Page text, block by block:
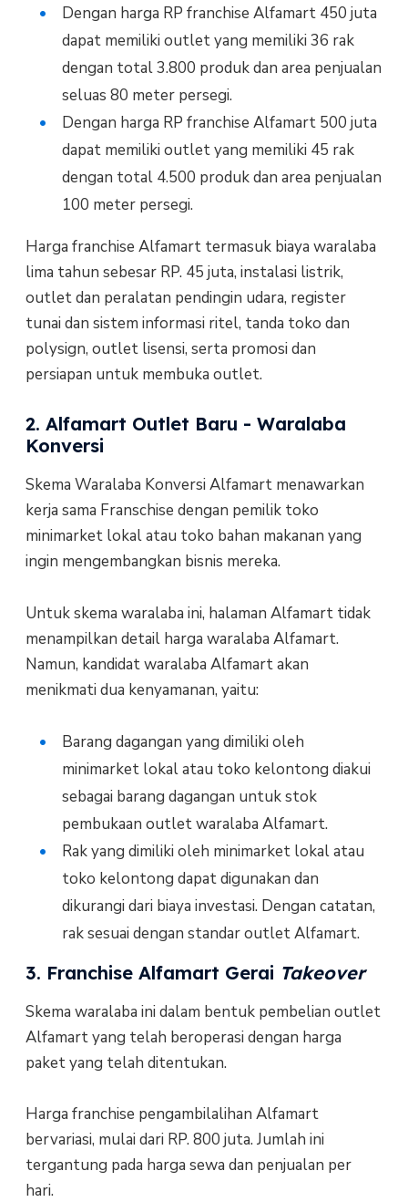
Dengan harga RP franchise Alfamart 450 juta
dapat memiliki outlet yang memiliki 36 rak
dengan total 3.800 produk dan area penjualan
seluas 80 meter persegi.
Dengan harga RP franchise Alfamart 500 juta
dapat memiliki outlet yang memiliki 45 rak
dengan total 4.500 produk dan area penjualan
100 meter persegi.
Harga franchise Alfamart termasuk biaya waralaba
lima tahun sebesar RP. 45 juta, instalasi listrik,
outlet dan peralatan pendingin udara, register
tunai dan sistem informasi ritel, tanda toko dan
polysign, outlet lisensi, serta promosi dan
persiapan untuk membuka outlet.
2. Alfamart Outlet Baru - Waralaba
Konversi
Skema Waralaba Konversi Alfamart menawarkan
kerja sama Franschise dengan pemilik toko
minimarket lokal atau toko bahan makanan yang
ingin mengembangkan bisnis mereka.
Untuk skema waralaba ini, halaman Alfamart tidak
menampilkan detail harga waralaba Alfamart.
Namun, kandidat waralaba Alfamart akan
menikmati dua kenyamanan, yaitu:
Barang dagangan yang dimiliki oleh
minimarket lokal atau toko kelontong diakui
sebagai barang dagangan untuk stok
pembukaan outlet waralaba Alfamart.
Rak yang dimiliki oleh minimarket lokal atau
toko kelontong dapat digunakan dan
dikurangi dari biaya investasi. Dengan catatan,
rak sesuai dengan standar outlet Alfamart.
3. Franchise Alfamart Gerai Takeover
Skema waralaba ini dalam bentuk pembelian outlet
Alfamart yang telah beroperasi dengan harga
paket yang telah ditentukan.
Harga franchise pengambilalihan Alfamart
bervariasi, mulai dari RP. 800 juta. Jumlah ini
tergantung pada harga sewa dan penjualan per
hari.